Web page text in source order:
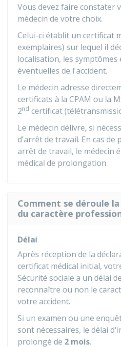
Vous devez faire constater
médecin de votre choix.
Celui-ci établit un certificat
exemplaires) sur lequel il
localisation, les symptômes
éventuelles de l'accident.
Le médecin adresse
certificats à la CPAM ou la
2nd certificat
Le médecin délivre, si
d'arrêt de travail. En cas
arrêt de travail, le médecin
médical de prolongation.
Comment se déroule
du caractère
Délai
Après réception de la
certificat médical initial,
Sécurité sociale a un délai de
reconnaître ou non le
votre accident.
Si un examen ou une
sont nécessaires, le délai
prolongé de 2 mois.